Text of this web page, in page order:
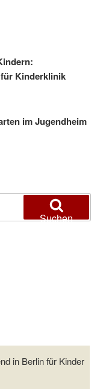
Kinderklinik
im Jugendheim
Suchen
in Berlin für Kinder